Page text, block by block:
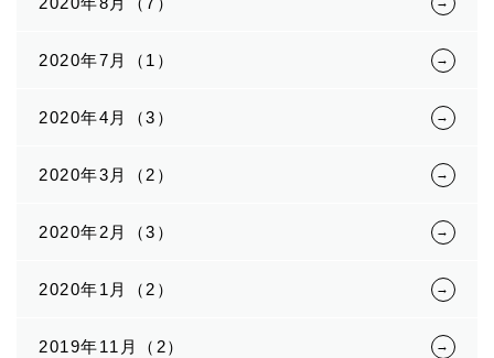
2020年7月（1）
2020年4月（3）
2020年3月（2）
2020年2月（3）
2020年1月（2）
2019年11月（2）